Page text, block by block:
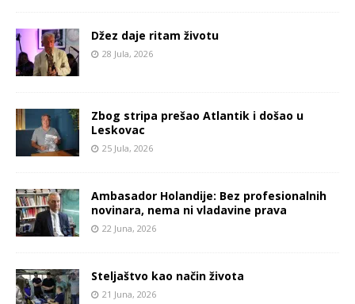
Džez daje ritam životu
28 Jula, 2026
Zbog stripa prešao Atlantik i došao u
Leskovac
25 Jula, 2026
Ambasador Holandije: Bez profesionalnih
novinara, nema ni vladavine prava
22 Juna, 2026
Steljaštvo kao način života
21 Juna, 2026